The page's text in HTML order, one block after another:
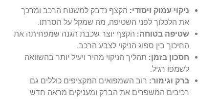
ניקוי עמוק ויסודי: הקצף נדבק למשטח הרכב ומרכך
את הלכלוך לפני השטיפה, מה שמקל על הסרתו.
שטיפה בטוחה: הקצף יוצר שכבת הגנה שמפחיתה את
החיכוך בין ספוג הניקוי לצבע הרכב.
חסכון בזמן: תהליך הניקוי מהיר ויעיל יותר בהשוואה
לשמפו רגיל.
ברק וגימור: רוב השמפואים המקציפים כוללים גם
רכיבים המשפרים את הברק ומעניקים מראה חדש